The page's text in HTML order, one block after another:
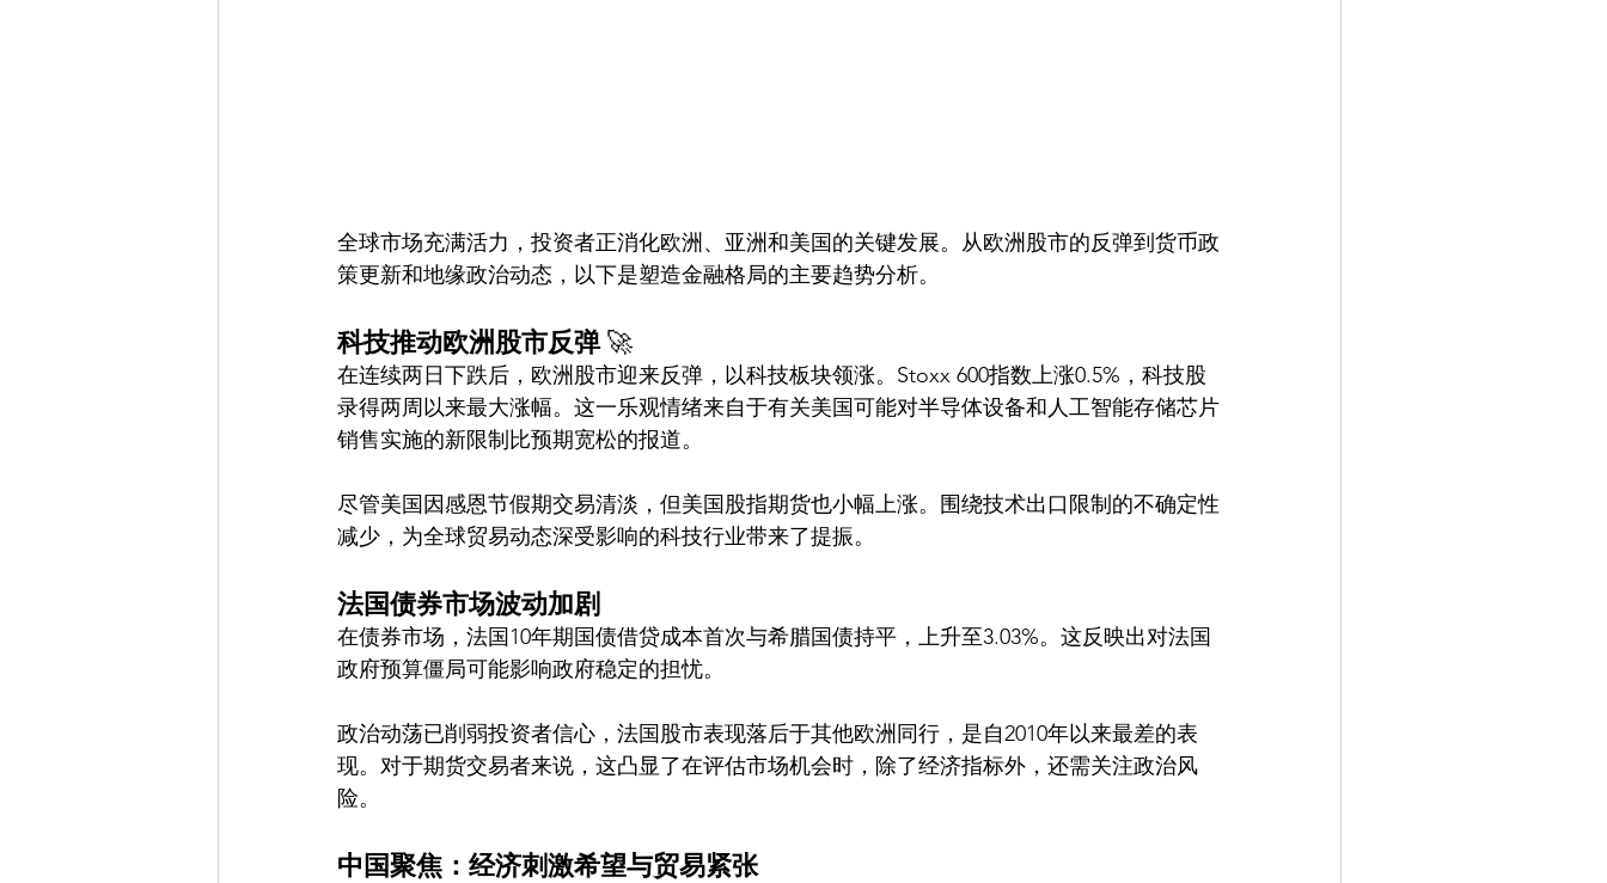
全球市场充满活力，投资者正消化欧洲、亚洲和美国的关键发展。从欧洲股市的反弹到货币政
策更新和地缘政治动态，以下是塑造金融格局的主要趋势分析。
科技推动欧洲股市反弹 🚀
在连续两日下跌后，欧洲股市迎来反弹，以科技板块领涨。Stoxx 600指数上涨0.5%，科技股
录得两周以来最大涨幅。这一乐观情绪来自于有关美国可能对半导体设备和人工智能存储芯片
销售实施的新限制比预期宽松的报道。
尽管美国因感恩节假期交易清淡，但美国股指期货也小幅上涨。围绕技术出口限制的不确定性
减少，为全球贸易动态深受影响的科技行业带来了提振。
法国债券市场波动加剧
在债券市场，法国10年期国债借贷成本首次与希腊国债持平，上升至3.03%。这反映出对法国
政府预算僵局可能影响政府稳定的担忧。
政治动荡已削弱投资者信心，法国股市表现落后于其他欧洲同行，是自2010年以来最差的表
现。对于期货交易者来说，这凸显了在评估市场机会时，除了经济指标外，还需关注政治风
险。
中国聚焦：经济刺激希望与贸易紧张